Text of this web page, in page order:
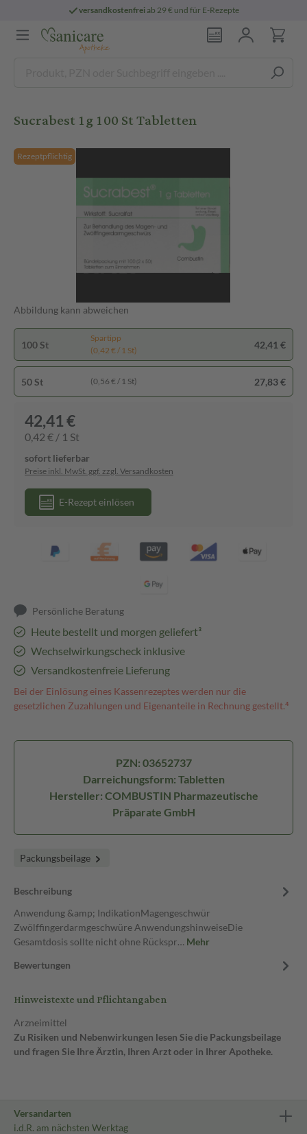
versandkostenfreiab 29 € und für E-Rezepte
Sucrabest 1g 100 St Tabletten
Rezeptpflichtig
Abbildung kann abweichen
100 St
Spartipp
(0,42 € / 1 St)
42,41 €
50 St (0,56 € / 1 St) 27,83 €
42,41 €
0,42 € / 1 St
sofort lieferbar
Preise inkl. MwSt. ggf. zzgl. Versandkosten
E-Rezept einlösen
Persönliche Beratung
Heute bestellt und morgen geliefert³
Wechselwirkungscheck inklusive
Versandkostenfreie Lieferung
Bei der Einlösung eines Kassenrezeptes werden nur die
gesetzlichen Zuzahlungen und Eigenanteile in Rechnung gestellt.⁴
PZN: 03652737
Darreichungsform: Tabletten
Hersteller: COMBUSTIN Pharmazeutische
Präparate GmbH
Packungsbeilage
Beschreibung
Anwendung &amp; IndikationMagengeschwür
Zwölffingerdarmgeschwüre AnwendungshinweiseDie
Gesamtdosis sollte nicht ohne Rückspr… Mehr
Bewertungen
Hinweistexte und Pflichtangaben
Arzneimittel
Zu Risiken und Nebenwirkungen lesen Sie die Packungsbeilage
und fragen Sie Ihre Ärztin, Ihren Arzt oder in Ihrer Apotheke.
Versandarten
i.d.R. am nächsten Werktag